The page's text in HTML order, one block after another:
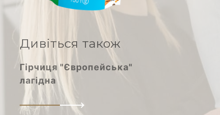
Дивіться також
Гірчиця "Європейська"
лагідна